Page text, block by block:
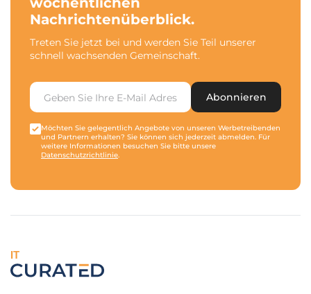
Nachrichtenüberblick.
Treten Sie jetzt bei und werden Sie Teil unserer
schnell wachsenden Gemeinschaft.
Abonnieren
Möchten Sie gelegentlich Angebote von unseren Werbetreibenden
und Partnern erhalten? Sie können sich jederzeit abmelden. Für
weitere Informationen besuchen Sie bitte unsere
Datenschutzrichtlinie.
IT